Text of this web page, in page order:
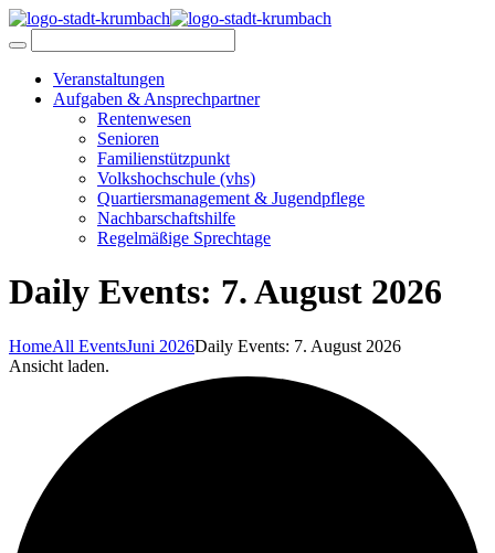
Veranstaltungen
Aufgaben & Ansprechpartner
Rentenwesen
Senioren
Familienstützpunkt
Volkshochschule (vhs)
Quartiersmanagement & Jugendpflege
Nachbarschaftshilfe
Regelmäßige Sprechtage
Daily Events: 7. August 2026
HomeAll EventsJuni 2026Daily Events: 7. August 2026
Ansicht laden.